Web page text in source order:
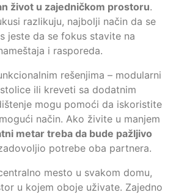
život u zajedničkom prostoru.
razlikuju, najbolji način da se
jeste da se fokus stavite na
i rasporeda.
rešenjima – modularni
ili kreveti sa dodatnim
mogu pomoći da iskoristite
način. Ako živite u manjem
metar treba da bude pažljivo
potrebe oba partnera.
mesto u svakom domu,
u kojem oboje uživate. Zajedno